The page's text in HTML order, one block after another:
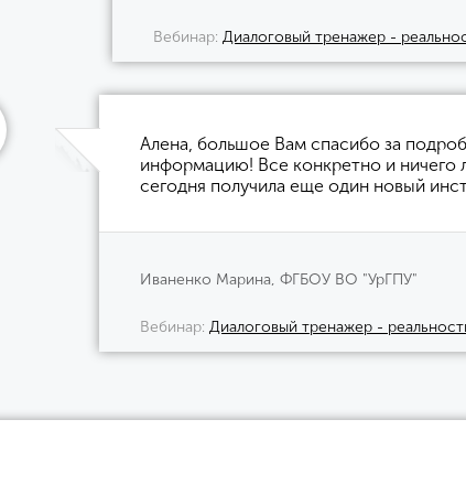
Вебинар Диалоговый тренажер -
Алена, большое Вам спасибо за
информацию! Все конкретно и ничего
сегодня получила еще один новый
Иваненко Марина, ФГБОУ ВО "УрГПУ"
Вебинар Диалоговый тренажер -